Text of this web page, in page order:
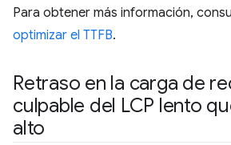
Para obtener más información,
optimizar el TTFB.
Retraso en la carga de
culpable del LCP lento
alto